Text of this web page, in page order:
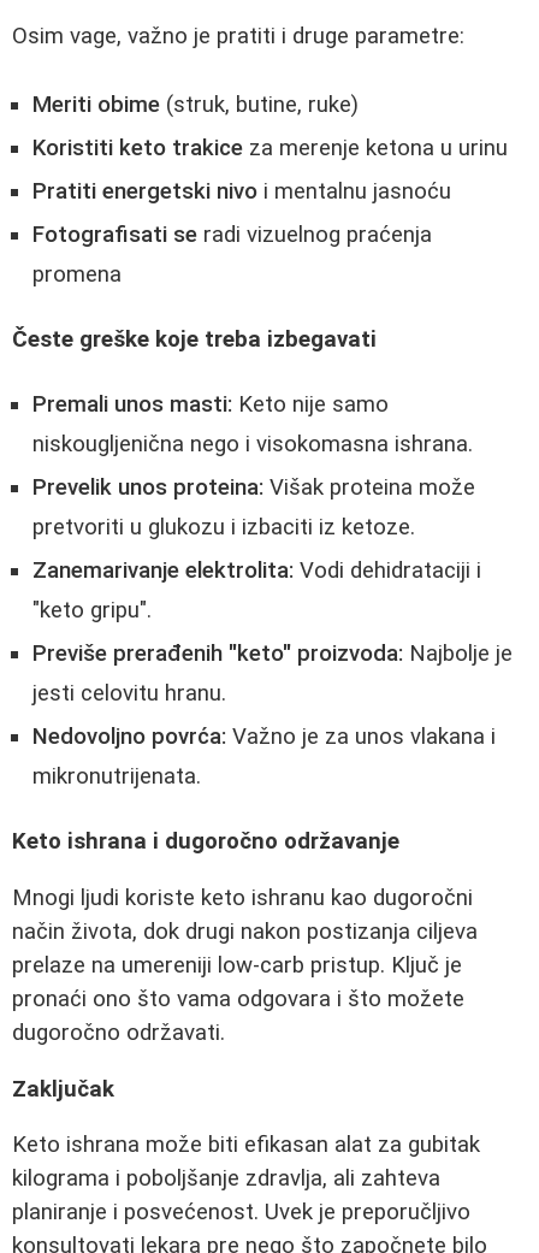
Osim vage, važno je pratiti i druge parametre:
Meriti obime (struk, butine, ruke)
Koristiti keto trakice za merenje ketona u urinu
Pratiti energetski nivo i mentalnu jasnoću
Fotografisati se radi vizuelnog praćenja
promena
Česte greške koje treba izbegavati
Premali unos masti: Keto nije samo
niskougljenična nego i visokomasna ishrana.
Prevelik unos proteina: Višak proteina može
pretvoriti u glukozu i izbaciti iz ketoze.
Zanemarivanje elektrolita: Vodi dehidrataciji i
"keto gripu".
Previše prerađenih "keto" proizvoda: Najbolje je
jesti celovitu hranu.
Nedovoljno povrća: Važno je za unos vlakana i
mikronutrijenata.
Keto ishrana i dugoročno održavanje
Mnogi ljudi koriste keto ishranu kao dugoročni
način života, dok drugi nakon postizanja ciljeva
prelaze na umereniji low-carb pristup. Ključ je
pronaći ono što vama odgovara i što možete
dugoročno održavati.
Zaključak
Keto ishrana može biti efikasan alat za gubitak
kilograma i poboljšanje zdravlja, ali zahteva
planiranje i posvećenost. Uvek je preporučljivo
konsultovati lekara pre nego što započnete bilo